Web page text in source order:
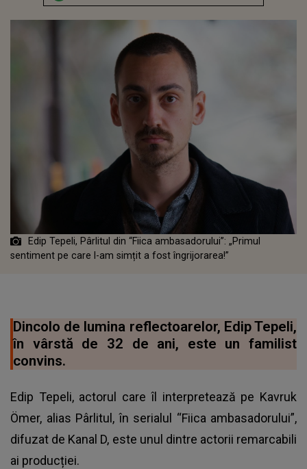
Edip Tepeli, Pârlitul din “Fiica ambasadorului”: „Primul
sentiment pe care l-am simțit a fost îngrijorarea!”
Dincolo de lumina reflectoarelor, Edip Tepeli,
în vârstă de 32 de ani, este un familist
convins.
Edip Tepeli, actorul care îl interpretează pe Kavruk
Ömer, alias Pârlitul, în serialul “Fiica ambasadorului”,
difuzat de Kanal D, este unul dintre actorii remarcabili
ai producției.